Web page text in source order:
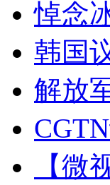
悼念
韩国
解放
【微